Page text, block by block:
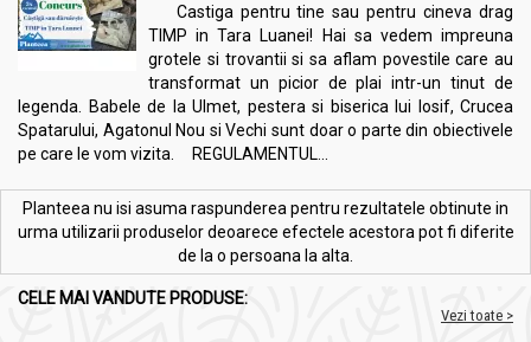
Castiga pentru tine sau pentru cineva drag
TIMP in Tara Luanei! Hai sa vedem impreuna
grotele si trovantii si sa aflam povestile care au
transformat un picior de plai intr-un tinut de
legenda. Babele de la Ulmet, pestera si biserica lui Iosif, Crucea
Spatarului, Agatonul Nou si Vechi sunt doar o parte din obiectivele
pe care le vom vizita. REGULAMENTUL...
Planteea nu isi asuma raspunderea pentru rezultatele obtinute in
urma utilizarii produselor deoarece efectele acestora pot fi diferite
de la o persoana la alta.
CELE MAI VANDUTE PRODUSE:
Vezi toate >